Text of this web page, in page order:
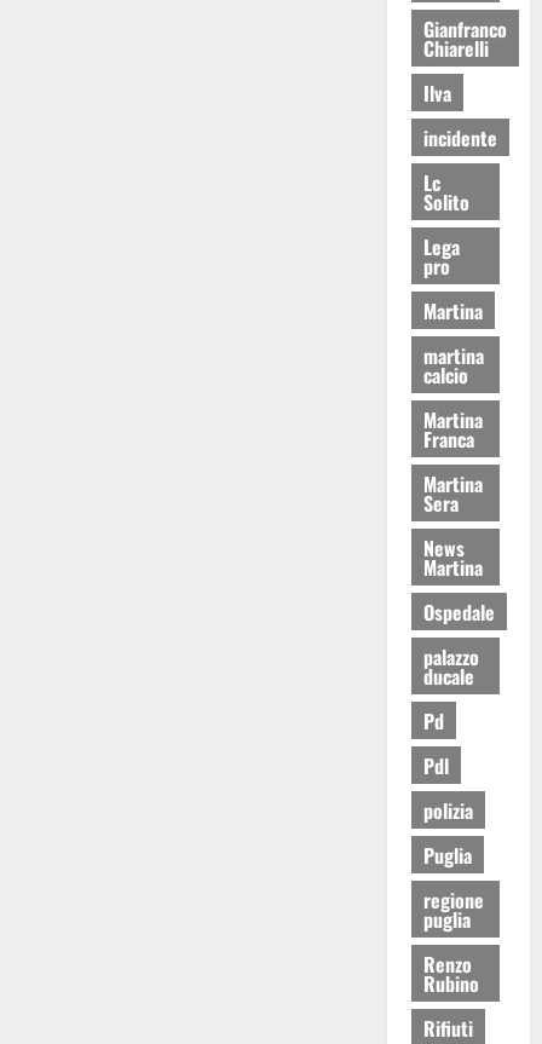
Gianfranco
Chiarelli
Ilva
incidente
Lc
Solito
Lega
pro
Martina
martina
calcio
Martina
Franca
Martina
Sera
News
Martina
Ospedale
palazzo
ducale
Pd
Pdl
polizia
Puglia
regione
puglia
Renzo
Rubino
Rifiuti